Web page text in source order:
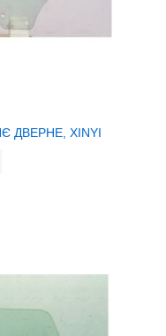
ДВЕРНЕ, XINYI